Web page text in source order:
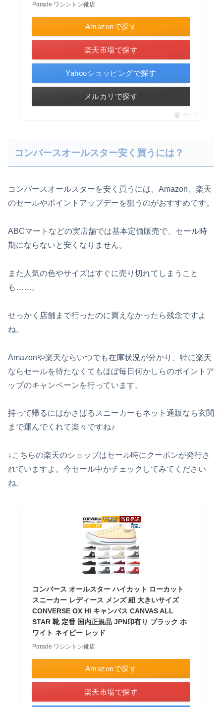
Parade ワシントン靴店
Amazonで探す
楽天市場で探す
Yahooショッピングで探す
メルカリで探す
ポチップ
コンバースオールスター安く買うには？
コンバースオールスターを安く買うには、Amazon、楽天
のセールやポイントアップデーを狙うのがおすすめです。
ABCマートなどの実店舗では基本定価販売で、セール時
期にならないと安くなりません。
また人気の色やサイズはすぐに売り切れてしまうこと
も……。
せっかく店舗まで行ったのに買えなかったら残念ですよ
ね。
Amazonや楽天ならいつでも在庫状況が分かり、特に楽天
ならセールを待たなくてもほぼ毎日何かしらのポイントア
ップのキャンペーンを行っています。
持って帰るにはかさばるスニーカーもネット通販なら玄関
まで運んでくれて楽々ですね♪
↓こちらの楽天のショップはセール時にクーポンが発行さ
れていますよ。今セール中かチェックしてみてください
ね。
コンバース オールスター ハイカット ローカット
スニーカー レディース メンズ 紐 大きいサイズ
CONVERSE OX HI キャンバス CANVAS ALL
STAR 靴 定番 国内正規品 JPN印有り ブラック ホ
ワイト ネイビー レッド
Parade ワシントン靴店
Amazonで探す
楽天市場で探す